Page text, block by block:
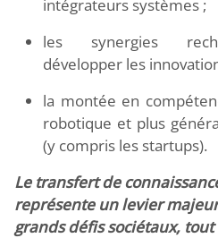
intégrateurs systèmes ;
les synergies
développer les
la montée en
robotique et plus
(y compris les startups).
Le transfert de
représente un levier
grands défis sociétaux,